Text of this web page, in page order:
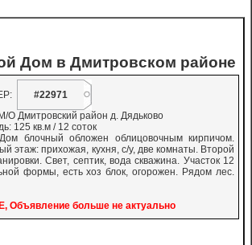
Дом в Дмитровском районе
#22971
О Дмитровский район д. Дядьково
125 кв.м / 12 соток
блочный обложен облицовочным кирпичом.
этаж: прихожая, кухня, с/у, две комнаты. Второй
Свет, септик, вода скважина. Участок 12
формы, есть хоз блок, огорожен. Рядом лес.
Объявление больше не актуально